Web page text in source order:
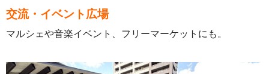
交流・イベント広場
マルシェや音楽イベント、フリーマーケットにも。